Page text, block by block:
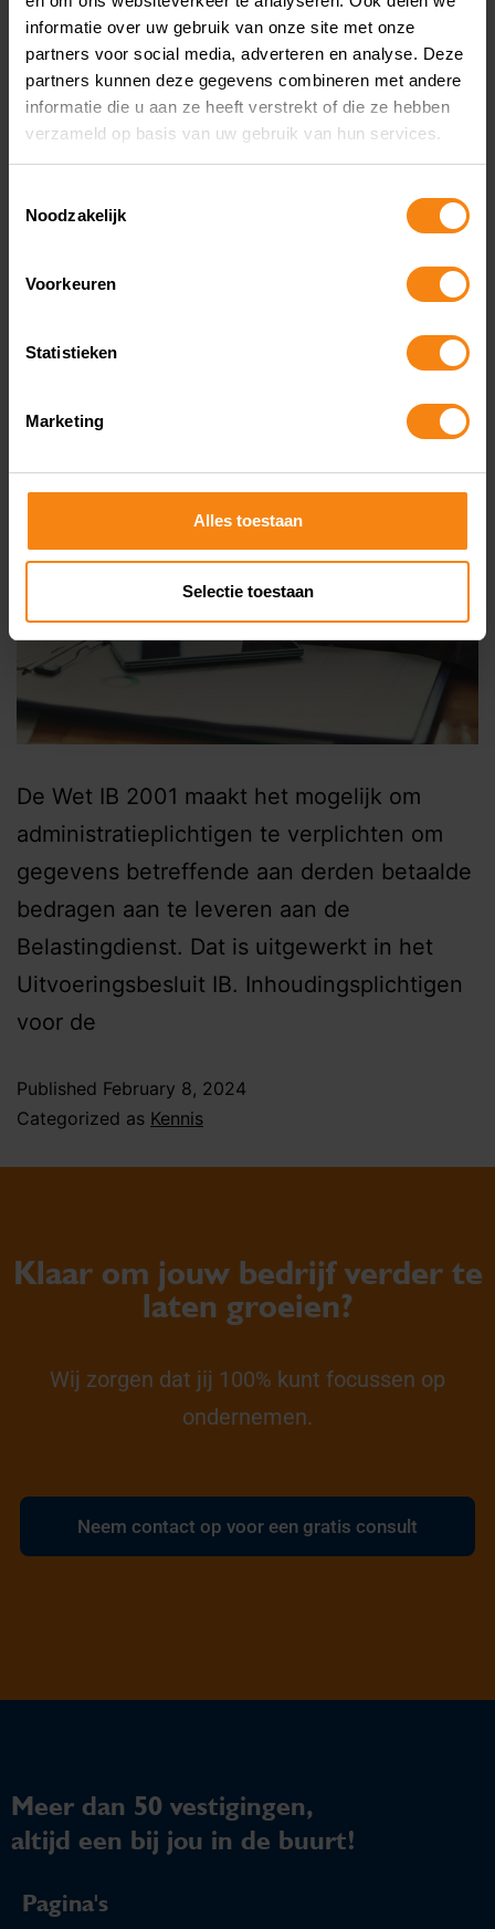
informatie over uw gebruik van onze site met onze
partners voor social media, adverteren en analyse. Deze
partners kunnen deze gegevens combineren met andere
informatie die u aan ze heeft verstrekt of die ze hebben
verzameld op basis van uw gebruik van hun services.
Noodzakelijk
Voorkeuren
Statistieken
Marketing
Alles toestaan
Selectie toestaan
dat grond oplevert voor het vermoeden dat
een
PublishedFebruary 8, 2024
Categorized asKennis
aan derden bij factuur
met btw verlegd
De Wet IB 2001 maakt het mogelijk om
administratieplichtigen te verplichten om
gegevens betreffende aan derden betaalde
bedragen aan te leveren aan de
Belastingdienst. Dat is uitgewerkt in het
Uitvoeringsbesluit IB. Inhoudingsplichtigen
voor de
Published February 8, 2024
Categorized as Kennis
Klaar om jouw bedrijf verder te
laten groeien?
Wij zorgen dat jij 100% kunt focussen op
ondernemen.
Neem contact op voor een gratis consult
Meer dan 50 vestigingen,
altijd een bij jou in de buurt!
Pagina's